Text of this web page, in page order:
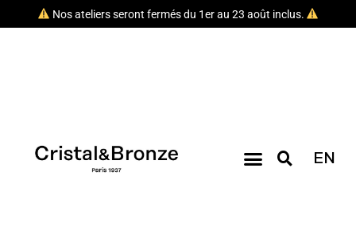
Nos ateliers seront fermés du 1er au 23 août inclus.
EN